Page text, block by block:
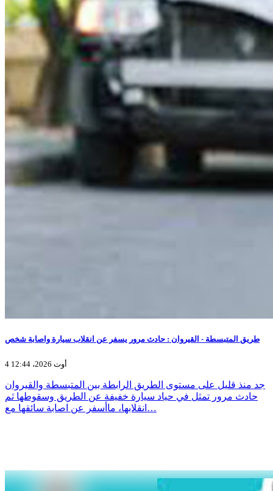
طريق المتبسطة - القيروان : حادث مرور يسفر عن انقلاب سيارة واصابة شخص
4 أوت 2026، 12:44
جد منذ قليل على مستوى الطريق الرابطة بين المتبسطة والقيروان
حادث مرور تمثل في حياد سيارة خفيفة عن الطريق وسقوطها ثم
انقلابها، ماأسفر عن اصابة سائقها مع…